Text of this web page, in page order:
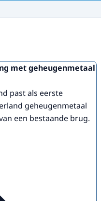
met geheugenmetaal
past als eerste
geheugenmetaal
een bestaande brug.